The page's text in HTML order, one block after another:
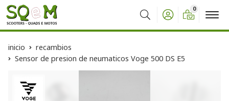
Buscar
0
inicio
recambios
Sensor de presion de neumaticos Voge 500 DS E5